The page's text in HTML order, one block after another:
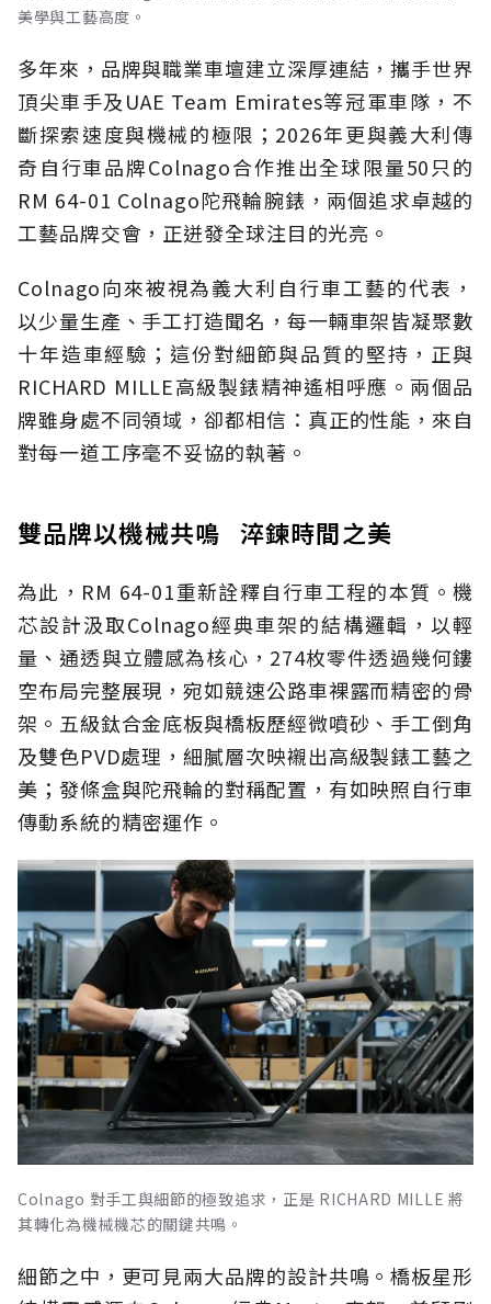
美學與工藝高度。
多年來，品牌與職業車壇建立深厚連結，攜手世界
頂尖車手及UAE Team Emirates等冠軍車隊，不
斷探索速度與機械的極限；2026年更與義大利傳
奇自行車品牌Colnago合作推出全球限量50只的
RM 64-01 Colnago陀飛輪腕錶，兩個追求卓越的
工藝品牌交會，正迸發全球注目的光亮。
Colnago向來被視為義大利自行車工藝的代表，
以少量生產、手工打造聞名，每一輛車架皆凝聚數
十年造車經驗；這份對細節與品質的堅持，正與
RICHARD MILLE高級製錶精神遙相呼應。兩個品
牌雖身處不同領域，卻都相信：真正的性能，來自
對每一道工序毫不妥協的執著。
雙品牌以機械共鳴 淬鍊時間之美
為此，RM 64-01重新詮釋自行車工程的本質。機
芯設計汲取Colnago經典車架的結構邏輯，以輕
量、通透與立體感為核心，274枚零件透過幾何鏤
空布局完整展現，宛如競速公路車裸露而精密的骨
架。五級鈦合金底板與橋板歷經微噴砂、手工倒角
及雙色PVD處理，細膩層次映襯出高級製錶工藝之
美；發條盒與陀飛輪的對稱配置，有如映照自行車
傳動系統的精密運作。
Colnago 對手工與細節的極致追求，正是 RICHARD MILLE 將
其轉化為機械機芯的關鍵共鳴。
細節之中，更可見兩大品牌的設計共鳴。橋板星形